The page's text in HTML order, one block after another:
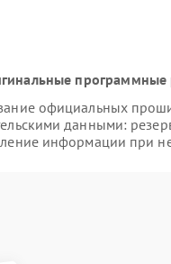
программные
официальных
данными:
информации при